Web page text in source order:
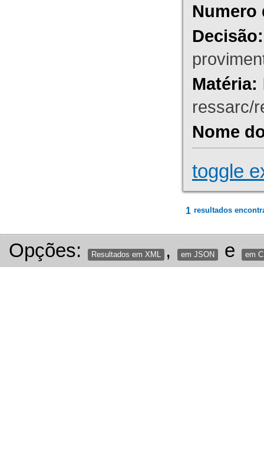
Numero
Decisão:
Matéria:
ressarc/
Nome
toggle
1 resultados
Opções: Resultados em XML , em JSON e em